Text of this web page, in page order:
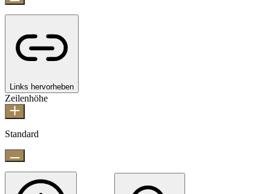
Links hervorheben
Zeilenhöhe
Standard